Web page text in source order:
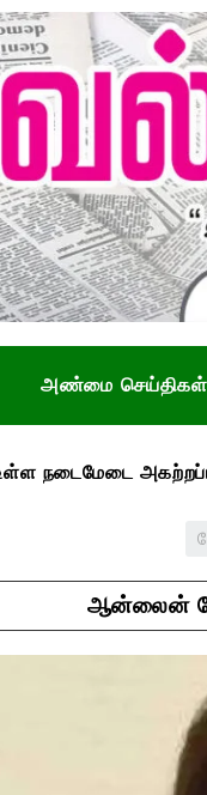
அண்மை செய்திகள்
அகற்றப்படுமா?
ஆன்லைன்